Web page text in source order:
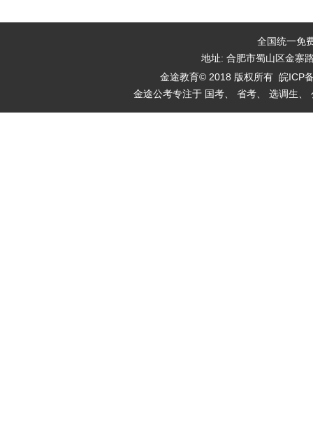
全国统一免
地址: 合肥市蜀山区金寨
金途教育© 2018 版权所有 皖ICP
金途公考专注于 国考、 省考、 选调生